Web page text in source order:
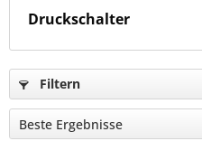
Druckschalter
Filtern